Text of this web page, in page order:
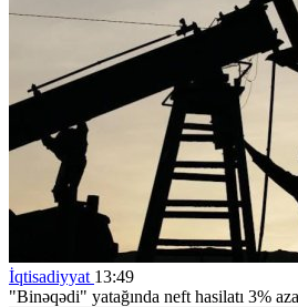
İqtisadiyyat 13:49
"Binəqədi" yatağında neft hasilatı 3%